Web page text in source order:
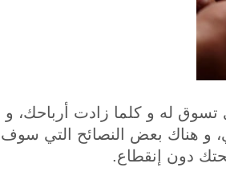
له و كلما زادت أرباحك، و
و هناك بعض النصائح التي سوف
دون إنقطاع.